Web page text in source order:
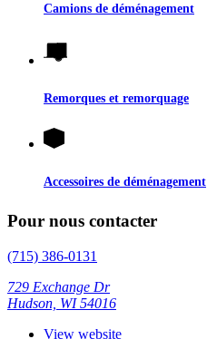
Camions de déménagement
Remorques et remorquage
Accessoires de déménagement
Pour nous contacter
(715) 386-0131
729 Exchange Dr
Hudson, WI 54016
View website